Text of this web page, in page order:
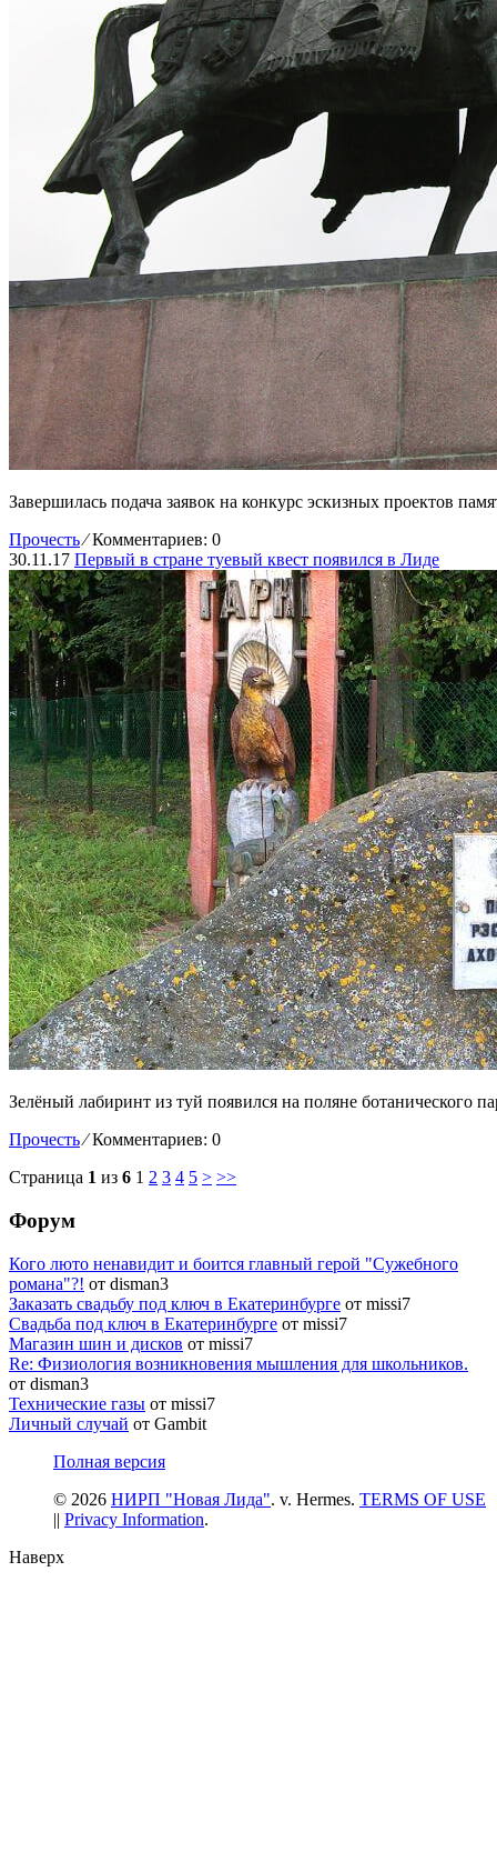
Завершилась подача заявок на конкурс эскизных проектов
Прочесть ⁄Комментариев: 0
30.11.17 Первый в стране туевый квест появился в Лиде
Зелёный лабиринт из туй появился на поляне ботанического
Прочесть ⁄Комментариев: 0
Страница 1 из 6 1 2 3 4 5 > >>
Форум
Кого люто ненавидит и боится главный герой "Сужебного
романа"?! от disman3
Заказать свадьбу под ключ в Екатеринбурге от missi7
Cвадьба под ключ в Екатеринбурге от missi7
Магазин шин и дисков от missi7
Re: Физиология возникновения мышления для школьников.
от disman3
Технические газы от missi7
Личный случай от Gambit
Полная версия
© 2026 НИРП "Новая Лида". v. Hermes. TERMS OF USE
|| Privacy Information.
Наверх